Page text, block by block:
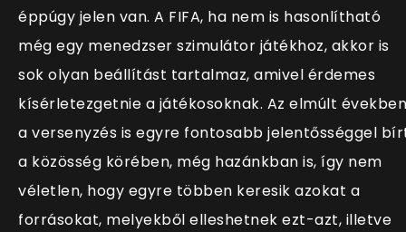
éppúgy jelen van. A FIFA, ha nem is hasonlítható
még egy menedzser szimulátor játékhoz, akkor is
sok olyan beállítást tartalmaz, amivel érdemes
kísérletezgetnie a játékosoknak. Az elmúlt években
a versenyzés is egyre fontosabb jelentősséggel
a közösség körében, még hazánkban is, így nem
véletlen, hogy egyre többen keresik azokat a
forrásokat, melyekből elleshetnek ezt-azt, illetve